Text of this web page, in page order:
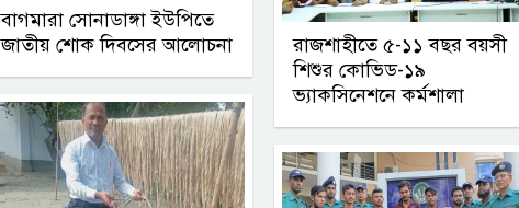
বাগমারা সোনাডাঙ্গা ইউপিতে
জাতীয় শোক দিবসের আলোচনা
রাজশাহীতে ৫-১১ বছর বয়সী
শিশুর কোভিড-১৯
ভ্যাকসিনেশনে কর্মশালা